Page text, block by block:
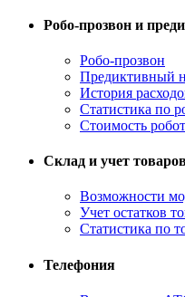
Робо-прозвон и
Робо-прозвон
Предиктивный
История
Статистика по
Стоимость
Склад и учет
Возможности
Учет остатков
Статистика по
Телефония